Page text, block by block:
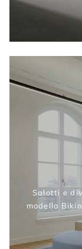
Salotti e
modello